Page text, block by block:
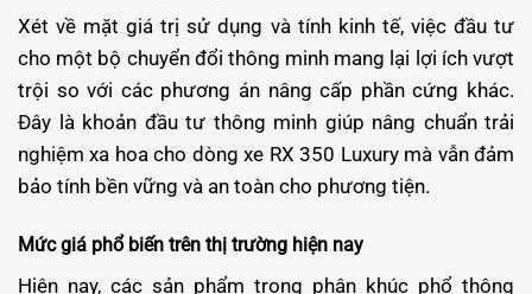
Xét về mặt giá trị sử dụng và tính kinh tế, việc đầu tư
cho một bộ chuyển đổi thông minh mang lại lợi ích vượt
trội so với các phương án nâng cấp phần cứng khác.
Đây là khoản đầu tư thông minh giúp nâng chuẩn trải
nghiệm xa hoa cho dòng xe RX 350 Luxury mà vẫn đảm
bảo tính bền vững và an toàn cho phương tiện.
Mức giá phổ biến trên thị trường hiện nay
Hiện nay, các sản phẩm trong phân khúc phổ thông